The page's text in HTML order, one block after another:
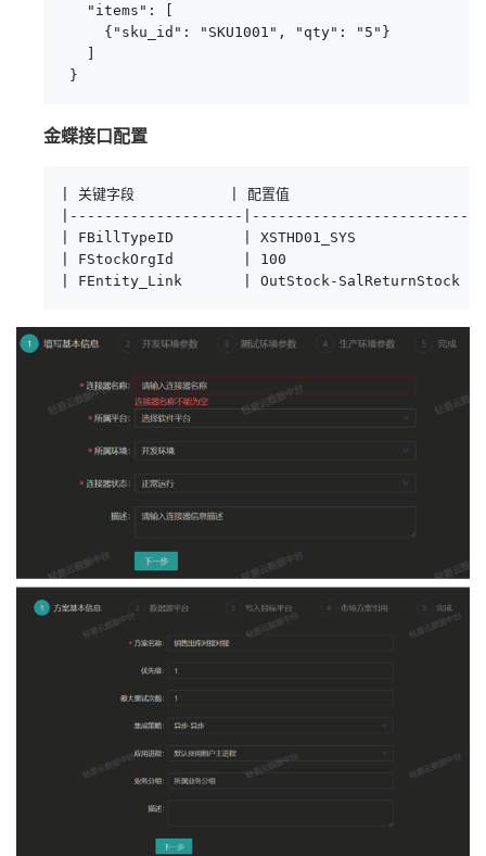
   "items": [
     {"sku_id": "SKU1001", "qty": "5"}
   ]
}
金蝶接口配置
| 关键字段           | 配置值
|--------------------
| FBillTypeID        | XSTHD01_SYS
| FStockOrgId        | 100
| FEntity_Link       | OutStock-SalReturnStock（